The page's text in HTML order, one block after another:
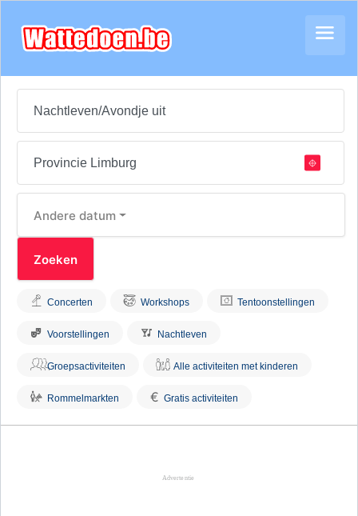
Andere datum
Concerten Workshops Tentoonstellingen
Voorstellingen Nachtleven
Groepsactiviteiten Alle activiteiten met kinderen
Rommelmarkten € Gratis activiteiten